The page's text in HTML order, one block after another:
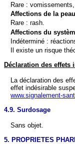
Rare :
Affections de la
Rare : rash.
Affections du
Indéterminé :
Il existe un risque
Déclaration des effets
La déclaration des
effet indésirable
www.signalement-
4.9. Surdosage
Sans objet.
5. PROPRIETES